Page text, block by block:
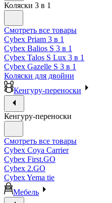
Коляски 3 в 1
Смотреть все товары
Cybex Priam 3 в 1
Cybex Balios S 3 в 1
Cybex Talos S Lux 3 в 1
Cybex Gazelle S 3 в 1
Коляски для двойни
Кенгуру-переноски
Кенгуру-переноски
Смотреть все товары
Cybex Coya Carrier
Cybex First.GO
Cybex 2.GO
Cybex Yema tie
Мебель